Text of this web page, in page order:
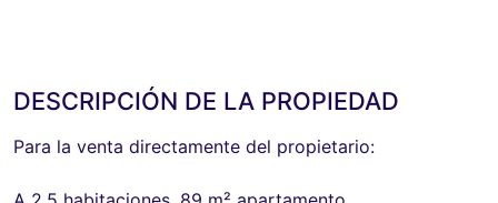
DESCRIPCIÓN DE LA PROPIEDAD
Para la venta directamente del propietario: